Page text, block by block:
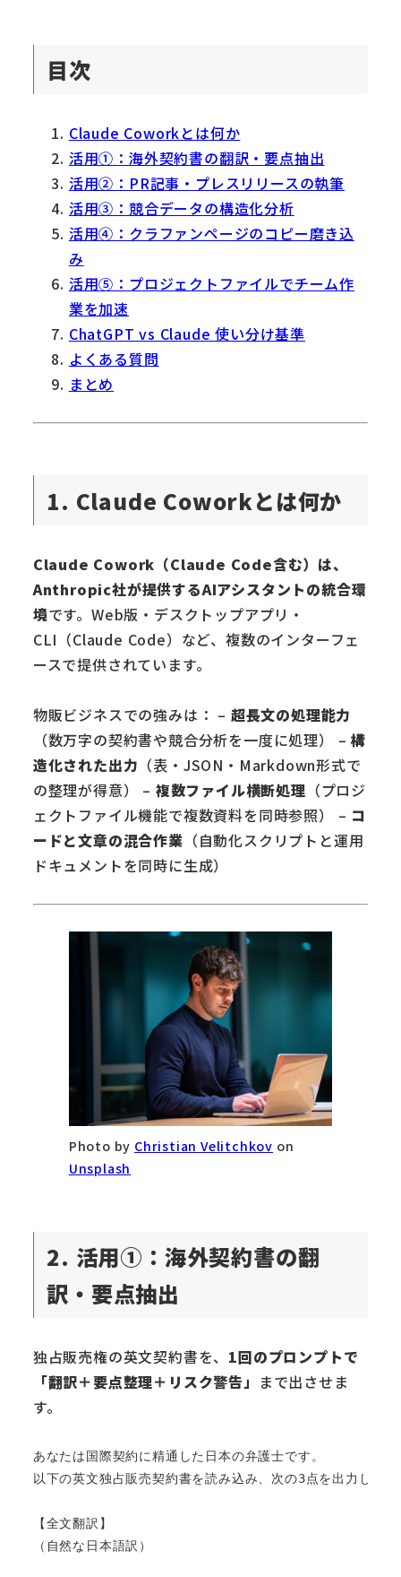
目次
Claude Coworkとは何か
活用①：海外契約書の翻訳・要点抽出
活用②：PR記事・プレスリリースの執筆
活用③：競合データの構造化分析
活用④：クラファンページのコピー磨き込
み
活用⑤：プロジェクトファイルでチーム作
業を加速
ChatGPT vs Claude 使い分け基準
よくある質問
まとめ
1. Claude Coworkとは何か
Claude Cowork（Claude Code含む）は、
Anthropic社が提供するAIアシスタントの統合環
境です。Web版・デスクトップアプリ・
CLI（Claude Code）など、複数のインターフェ
ースで提供されています。
物販ビジネスでの強みは： – 超長文の処理能力
（数万字の契約書や競合分析を一度に処理） –構
造化された出力 （表・JSON・Markdown形式で
の整理が得意） – 複数ファイル横断処理 （プロジ
ェクトファイル機能で複数資料を同時参照） – コ
ードと文章の混合作業 （自動化スクリプトと運用
ドキュメントを同時に生成）
Photo by Christian Velitchkov on
Unsplash
2. 活用①：海外契約書の翻
訳・要点抽出
独占販売権の英文契約書を、 1回のプロンプトで
「翻訳＋要点整理＋リスク警告」 まで出させま
す。
あなたは国際契約に精通した日本の弁護士です。
以下の英文独占販売契約書を読み込み、次の3点を出力して
【全文翻訳】
（自然な日本語訳）